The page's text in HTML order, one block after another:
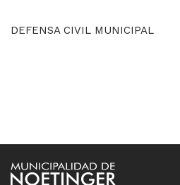
DEFENSA CIVIL MUNICIPAL